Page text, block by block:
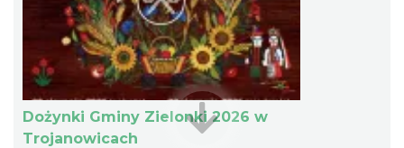
Dożynki Gminy Zielonki 2026 w
Trojanowicach